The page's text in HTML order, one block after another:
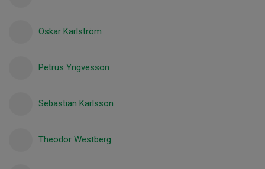
Oskar Karlström
Petrus Yngvesson
Sebastian Karlsson
Theodor Westberg